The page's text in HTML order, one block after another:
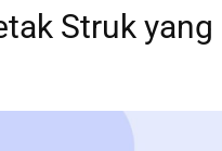
Struk